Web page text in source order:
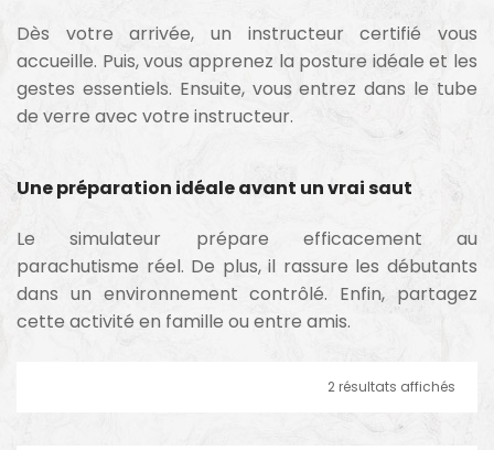
Dès votre arrivée, un instructeur certifié vous
accueille. Puis, vous apprenez la posture idéale et les
gestes essentiels. Ensuite, vous entrez dans le tube
de verre avec votre instructeur.
Une préparation idéale avant un vrai saut
Le simulateur prépare efficacement au
parachutisme réel. De plus, il rassure les débutants
dans un environnement contrôlé. Enfin, partagez
cette activité en famille ou entre amis.
2 résultats affichés